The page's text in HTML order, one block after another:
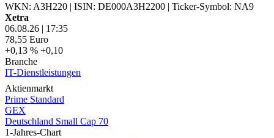
WKN: A3H220 | ISIN: DE000A3H2200 | Ticker-Symbol: NA9
Xetra
06.08.26 | 17:35
78,55 Euro
+0,13 % +0,10
Branche
IT-Dienstleistungen
Aktienmarkt
Prime Standard
GEX
Deutschland Small Cap 70
1-Jahres-Chart